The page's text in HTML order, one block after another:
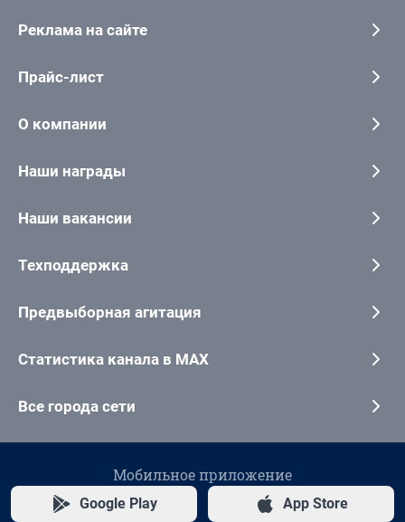
Реклама на сайте
Прайс-лист
О компании
Наши награды
Наши вакансии
Техподдержка
Предвыборная агитация
Статистика канала в MAX
Все города сети
Мобильное приложение
Google Play App Store